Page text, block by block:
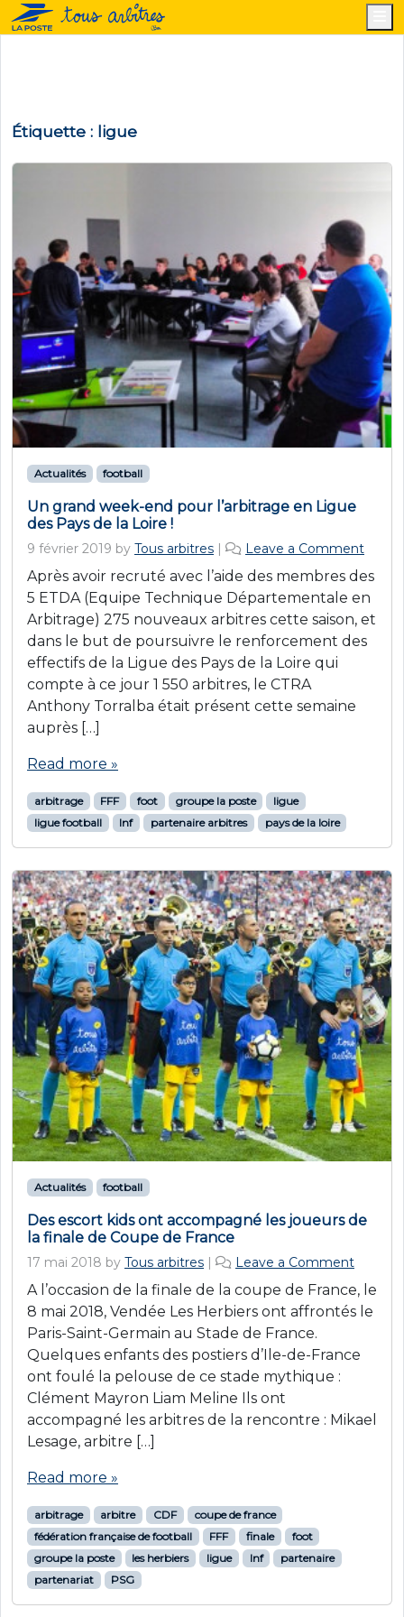
Étiquette : ligue
Actualités football
Un grand week-end pour l’arbitrage en Ligue
des Pays de la Loire !
9 février 2019 by Tous arbitres | Leave a Comment
Après avoir recruté avec l’aide des membres des
5 ETDA (Equipe Technique Départementale en
Arbitrage) 275 nouveaux arbitres cette saison, et
dans le but de poursuivre le renforcement des
effectifs de la Ligue des Pays de la Loire qui
compte à ce jour 1 550 arbitres, le CTRA
Anthony Torralba était présent cette semaine
auprès […]
Read more »
arbitrage FFF foot groupe la poste
ligue
ligue football
lnf partenaire arbitres pays de la loire
Actualités football
Des escort kids ont accompagné les joueurs de
la finale de Coupe de France
17 mai 2018 by Tous arbitres | Leave a Comment
A l’occasion de la finale de la coupe de France, le
8 mai 2018, Vendée Les Herbiers ont affrontés le
Paris-Saint-Germain au Stade de France.
Quelques enfants des postiers d’Ile-de-France
ont foulé la pelouse de ce stade mythique :
Clément Mayron Liam Meline Ils ont
accompagné les arbitres de la rencontre : Mikael
Lesage, arbitre […]
Read more »
arbitrage arbitre CDF
coupe de france
fédération française de football
FFF finale
foot
groupe la poste
les herbiers ligue lnf
partenaire
partenariat
PSG